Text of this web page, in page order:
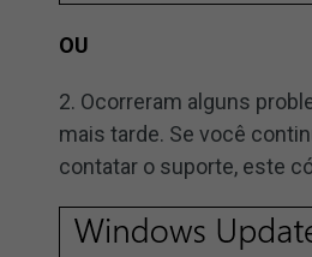
OU
2. Ocorreram alguns
mais tarde. Se você
contatar o suporte, este